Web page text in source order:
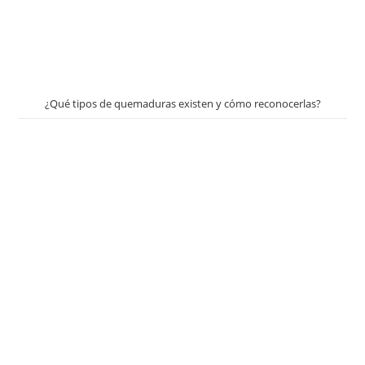
¿Qué tipos de quemaduras existen y cómo reconocerlas?